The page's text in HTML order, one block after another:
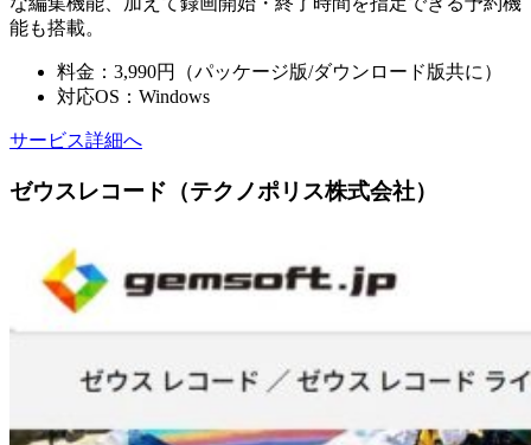
能も搭載。
料金：3,990円（パッケージ版/ダウンロード版共に）
対応OS：Windows
サービス詳細へ
ゼウスレコード（テクノポリス株式会社）